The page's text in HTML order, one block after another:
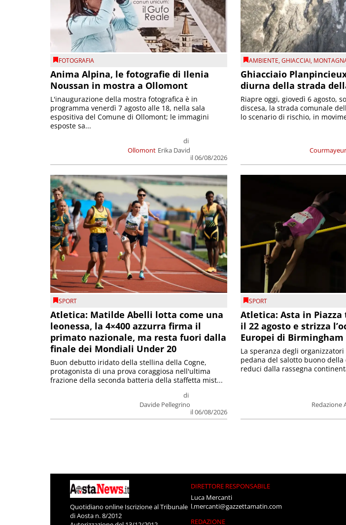
FOTOGRAFIA
Anima Alpina, le fotografie di Ilenia
Noussan in mostra a Ollomont
Ollomont
di
Erika David
il 06/08/2026
L'inaugurazione della mostra fotografica è in
programma venerdì 7 agosto alle 18, nella sala
espositiva del Comune di Ollomont; le immagini
esposte sa...
AMBIENTE,GHIACCIAI,
Ghiacciaio
diurna della strada
Courmayeur
Riapre oggi, giovedì 6 agosto,
discesa, la strada comunale
lo scenario di rischio, in
SPORT
Atletica: Matilde Abelli lotta come una
leonessa, la 4×400 azzurra firma il
primato nazionale, ma resta fuori dalla
finale dei Mondiali Under 20
di
Davide Pellegrino
il 06/08/2026
Buon debutto iridato della stellina della Cogne,
protagonista di una prova coraggiosa nell'ultima
frazione della seconda batteria della staffetta mist...
SPORT
Atletica: Asta in Piazza
il 22 agosto e strizza
Europei di Birmingham
Redazione
La speranza degli
pedana del salotto buono
reduci dalla rassegna
Quotidiano online Iscrizione al Tribunale
di Aosta n. 8/2012
DIRETTORE RESPONSABILE
Luca Mercanti
l.mercanti@gazzettamatin.com
REDAZIONE